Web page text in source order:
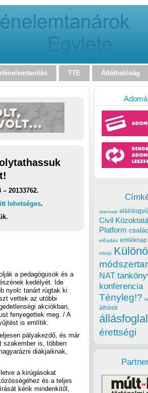
TTE Átláthatóság
20133762.
itt lehetséges.
a pedagógusok és a
kedélyét. Ide
nyolc tanárt rúgtak ki
vettek az utóbbi
akciókban,
fenyegettek meg. / A
is említik.
pályakezdő, és már
szakember is, többen
diákjaiknak,
a kirúgásokat
és a teljes
kérik mindenkitől,
alapvizsga
Civil
Platform
előadás emléknap
interjú
NAT
konferencia
Tényleg!?
álhírek
érettségi